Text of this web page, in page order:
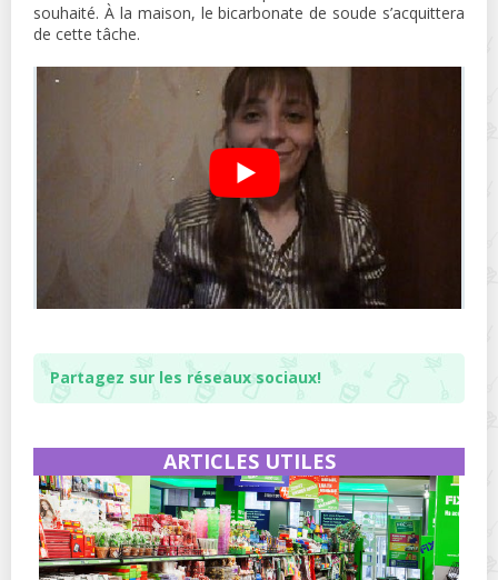
souhaité. À la maison, le bicarbonate de soude s’acquittera
de cette tâche.
Partagez sur les réseaux sociaux!
ARTICLES UTILES